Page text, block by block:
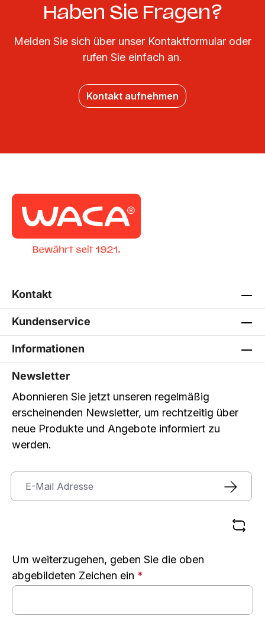
Haben Sie Fragen?
Melden Sie sich über unser Kontaktformular oder
rufen Sie einfach an.
Kontakt aufnehmen
Kontakt
Kundenservice
Informationen
Newsletter
Abonnieren Sie jetzt unseren regelmäßig
erscheinenden Newsletter, um rechtzeitig über
neue Produkte und Angebote informiert zu
werden.
Um weiterzugehen, geben Sie die oben
abgebildeten Zeichen ein *